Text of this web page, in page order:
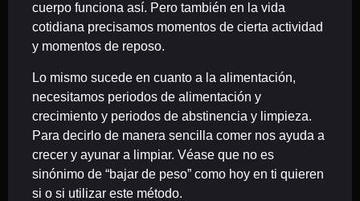
cuerpo funciona así. Pero también en la vida
cotidiana precisamos momentos de cierta actividad
y momentos de reposo.
Lo mismo sucede en cuanto a la alimentación,
necesitamos periodos de alimentación y
crecimiento y periodos de abstinencia y limpieza.
Para decirlo de manera sencilla comer nos ayuda a
crecer y ayunar a limpiar. Véase que no es
sinónimo de “bajar de peso” como hoy en ti quieren
si o si utilizar este método.